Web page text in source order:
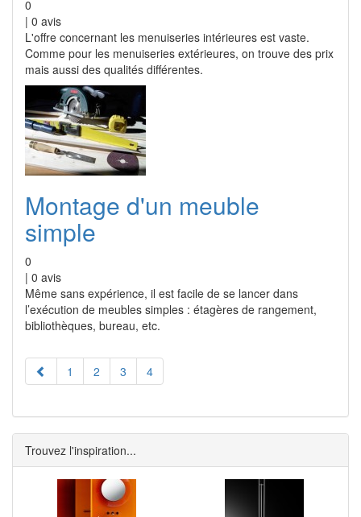
0
| 0 avis
L'offre concernant les menuiseries intérieures est vaste.
Comme pour les menuiseries extérieures, on trouve des prix
mais aussi des qualités différentes.
Montage d'un meuble
simple
0
| 0 avis
Même sans expérience, il est facile de se lancer dans
l’exécution de meubles simples : étagères de rangement,
bibliothèques, bureau, etc.
1 2 3 4
Trouvez l'inspiration...